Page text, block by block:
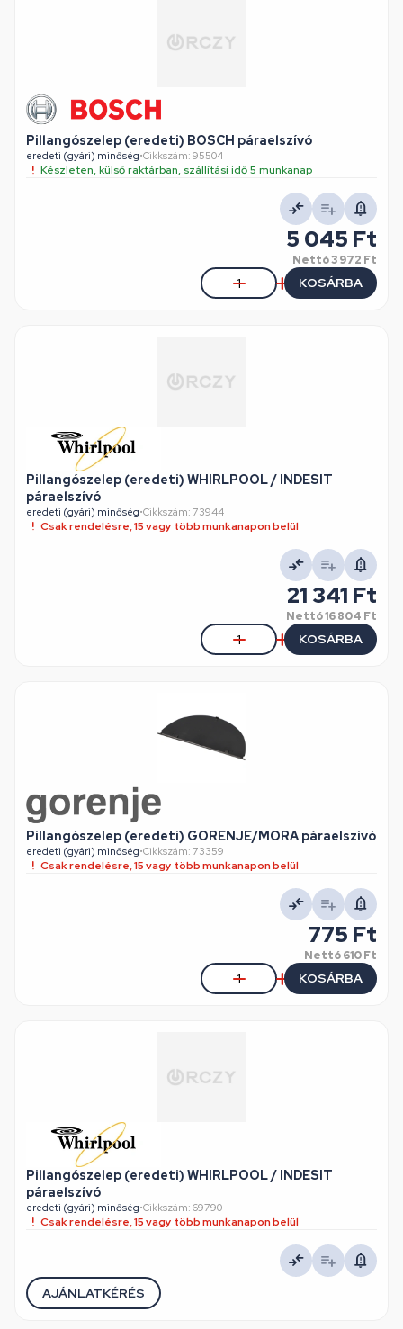
Pillangószelep (eredeti) BOSCH páraelszívó
eredeti (gyári) minőség•Cikkszám: 95504
Készleten, külső raktárban, szállítási idő 5 munkanap
5 045 Ft
Nettó3 972 Ft
KOSÁRBA
Pillangószelep (eredeti) WHIRLPOOL / INDESIT
páraelszívó
eredeti (gyári) minőség•Cikkszám: 73944
Csak rendelésre, 15 vagy több munkanapon belül
21 341 Ft
Nettó16 804 Ft
KOSÁRBA
Pillangószelep (eredeti) GORENJE/MORA páraelszívó
eredeti (gyári) minőség•Cikkszám: 73359
Csak rendelésre, 15 vagy több munkanapon belül
775 Ft
Nettó610 Ft
KOSÁRBA
Pillangószelep (eredeti) WHIRLPOOL / INDESIT
páraelszívó
eredeti (gyári) minőség•Cikkszám: 69790
Csak rendelésre, 15 vagy több munkanapon belül
AJÁNLATKÉRÉS